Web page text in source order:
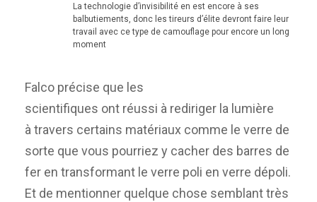
La technologie d’invisibilité en est encore à ses
balbutiements, donc les tireurs d’élite devront faire leur
travail avec ce type de camouflage pour encore un long
moment
Falco précise que les
scientifiques ont réussi à rediriger la lumière
à travers certains matériaux comme le verre de
sorte que vous pourriez y cacher des barres de
fer en transformant le verre poli en verre dépoli.
Et de mentionner quelque chose semblant très